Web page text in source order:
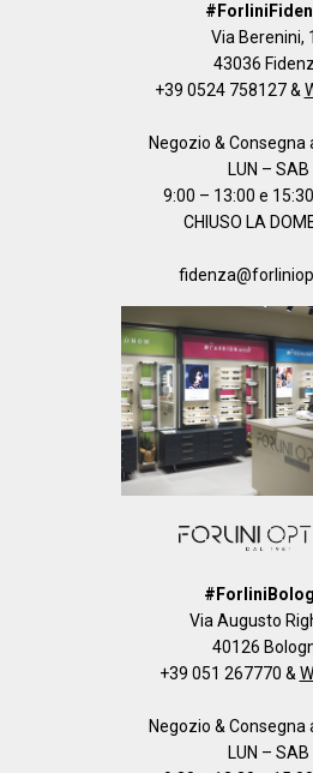
Via Berenini,
43036
+39 0524 758127&
Negozio & Consegna
LUN – SAB
9:00 – 13:00 e
CHIUSO LA
Via Augusto
40126
+39 051 267770 &
Negozio & Consegna
LUN – SAB